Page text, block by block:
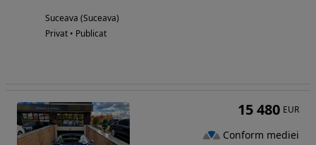
Suceava (Suceava)
Privat • Publicat
15 480 EUR
Conform mediei